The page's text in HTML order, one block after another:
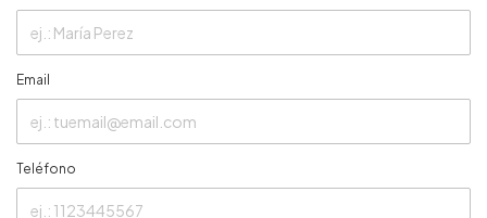
Email
Teléfono